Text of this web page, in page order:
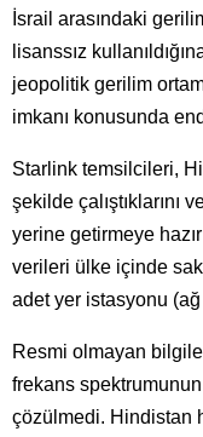
İsrail arasındaki
lisanssız
jeopolitik gerilim
imkanı konusunda
Starlink temsilcileri,
şekilde çalıştıklarını
yerine getirmeye
verileri ülke içinde
adet yer istasyonu
Resmi olmayan
frekans
çözülmedi. Hindistan